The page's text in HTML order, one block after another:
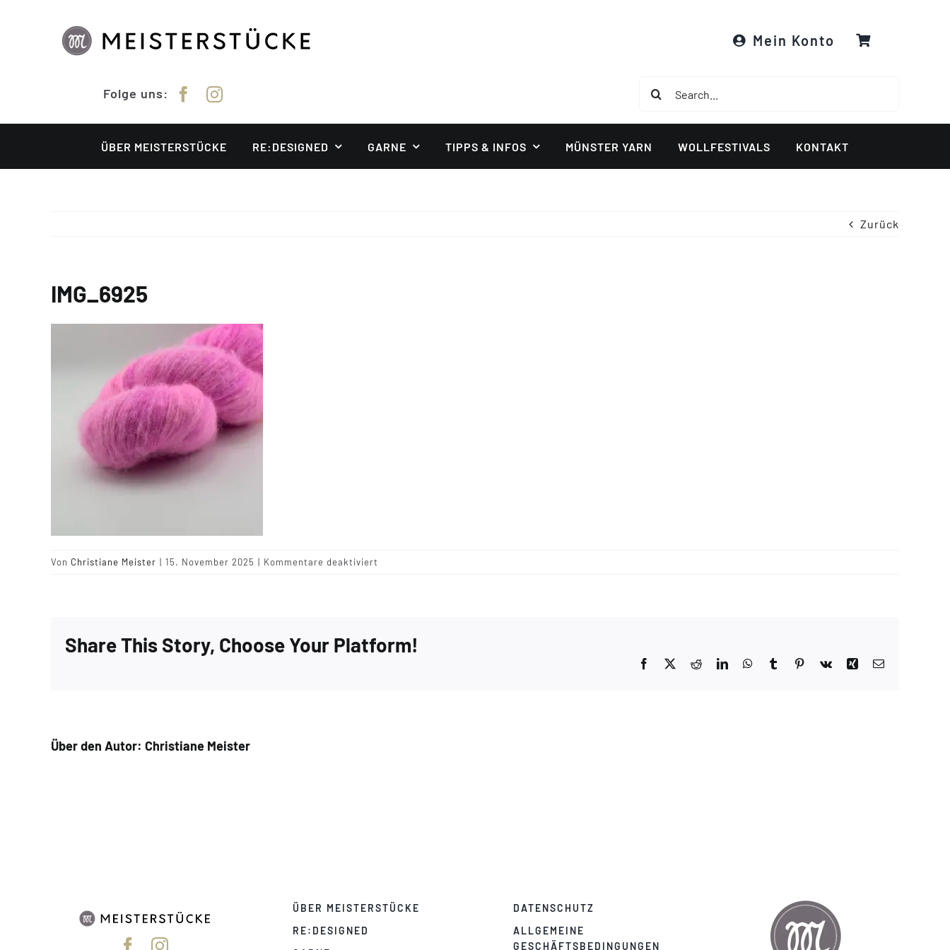
Mein Konto
Folge uns:
ÜBER MEISTERSTÜCKE RE:DESIGNED GARNE TIPPS & INFOS MÜNSTER YARN WOLLFESTIVALS KONTAKT
Zurück
IMG_6925
Von Christiane Meister | 15. November 2025 | Kommentare deaktiviert
Share This Story, Choose Your Platform!
Facebook Reddit LinkedInWhatsApp
TumblrPinterest
Vk Xing
Über den Autor: Christiane Meister
ÜBER MEISTERSTÜCKE
RE:DESIGNED
DATENSCHUTZ
ALLGEMEINE
GESCHÄFTSBEDINGUNGEN